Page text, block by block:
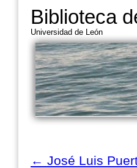
Biblioteca
Universidad de León
← José Luis